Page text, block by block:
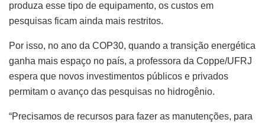
produza esse tipo de equipamento, os custos em
pesquisas ficam ainda mais restritos.
Por isso, no ano da COP30, quando a transição energética
ganha mais espaço no país, a professora da Coppe/UFRJ
espera que novos investimentos públicos e privados
permitam o avanço das pesquisas no hidrogênio.
“Precisamos de recursos para fazer as manutenções, para